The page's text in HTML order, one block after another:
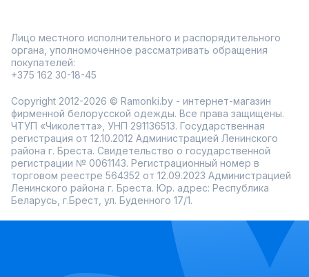
Лицо местного исполнительного и распорядительного
органа, уполномоченное рассматривать обращения
покупателей:
+375 162 30-18-45
Copyright 2012-2026 © Ramonki.by - интернет-магазин
фирменной белорусской одежды. Все права защищены.
ЧТУП «Чиколетта», УНП 291136513. Государственная
регистрация от 12.10.2012 Администрацией Ленинского
района г. Бреста. Свидетельство о государственной
регистрации № 0061143. Регистрационный номер в
торговом реестре 564352 от 12.09.2023 Администрацией
Ленинского района г. Бреста. Юр. адрес: Республика
Беларусь, г.Брест, ул. Буденного 17/1.